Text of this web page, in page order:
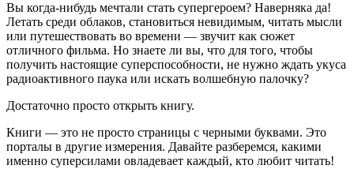
Вы когда-нибудь мечтали стать супергероем? Наверняка да!
Летать среди облаков, становиться невидимым, читать мысли
или путешествовать во времени — звучит как сюжет
отличного фильма. Но знаете ли вы, что для того, чтобы
получить настоящие суперспособности, не нужно ждать укуса
радиоактивного паука или искать волшебную палочку?
Достаточно просто открыть книгу.
Книги — это не просто страницы с черными буквами. Это
порталы в другие измерения. Давайте разберемся, какими
именно суперсилами овладевает каждый, кто любит читать!